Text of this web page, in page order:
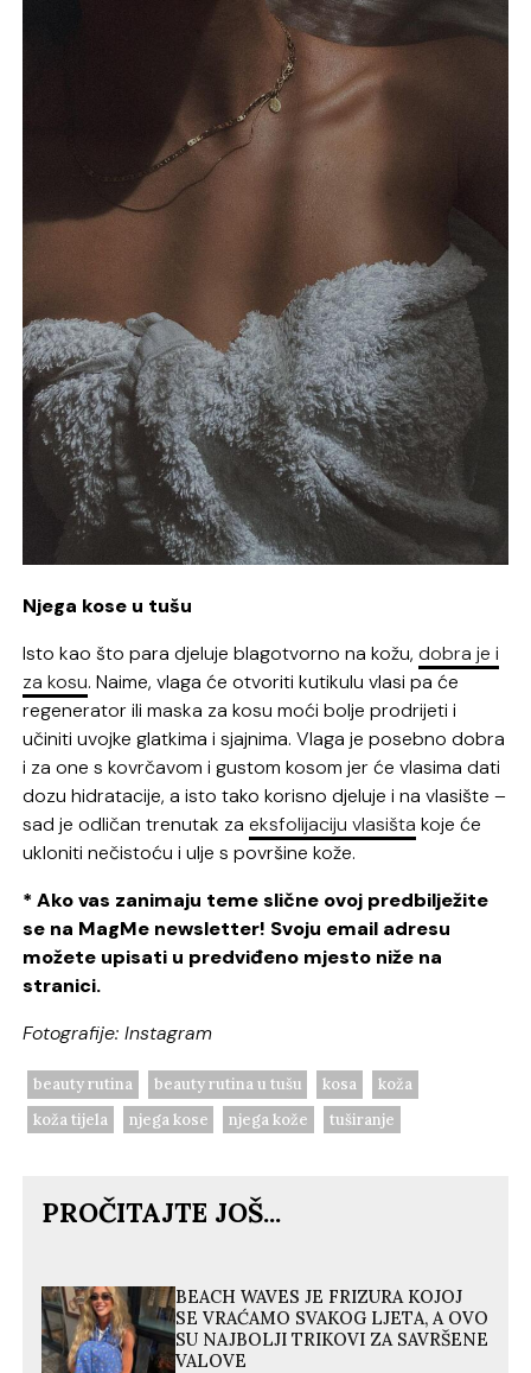
Njega kose u tušu
Isto kao što para djeluje blagotvorno na kožu,dobra je i
za kosu. Naime, vlaga će otvoriti kutikulu vlasi pa će
regenerator ili maska za kosu moći bolje prodrijeti i
učiniti uvojke glatkima i sjajnima. Vlaga je posebno dobra
i za one s kovrčavom i gustom kosom jer će vlasima dati
dozu hidratacije, a isto tako korisno djeluje i na vlasište –
sad je odličan trenutak zaeksfolijaciju vlasišta koje će
ukloniti nečistoću i ulje s površine kože.
* Ako vas zanimaju teme slične ovoj predbilježite
se na MagMe newsletter! Svoju email adresu
možete upisati u predviđeno mjesto niže na
stranici.
Fotografije: Instagram
beauty rutina beauty rutina u tušu kosa
koža
koža tijela
njega kose njega kože tuširanje
PROČITAJTE JOŠ...
BEACH WAVES JE FRIZURA KOJOJ
SE VRAĆAMO SVAKOG LJETA, A OVO
SU NAJBOLJI TRIKOVI ZA SAVRŠENE
VALOVE